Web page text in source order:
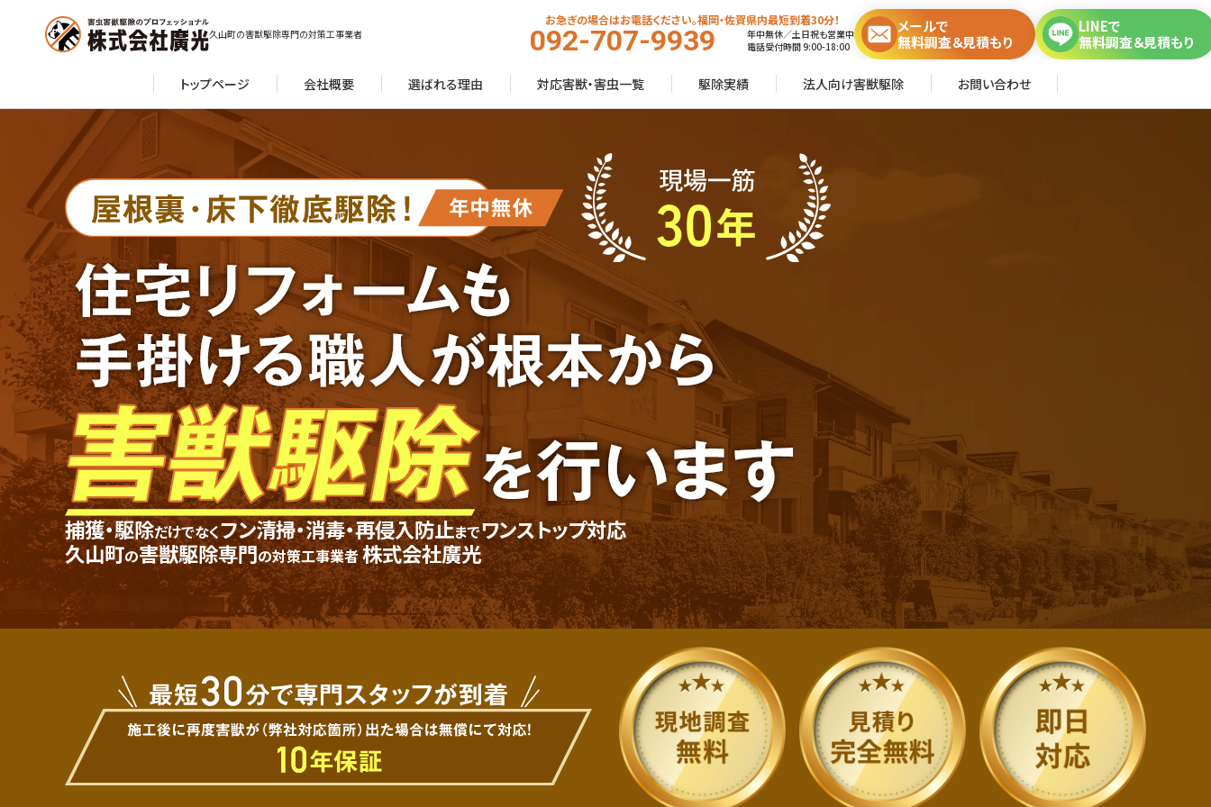
久山町の害獣駆除専門の対策工事業者
お急ぎの場合はお電話ください。福岡・佐賀県内最短到着30分！
092-707-9939
年中無休／土日祝も営業中
電話受付時間 9:00-18:00
メールで
無料調査＆見積もり
LINEで
無料調査＆見積もり
トップページ 会社概要 選ばれる理由 対応害獣・害虫一覧 駆除実績 法人向け害獣駆除 お問い合わせ
捕獲・駆除だけでなくフン清掃・消毒・再侵入防止までワンストップ対応
久山町の害獣駆除専門の対策工事業者株式会社廣光